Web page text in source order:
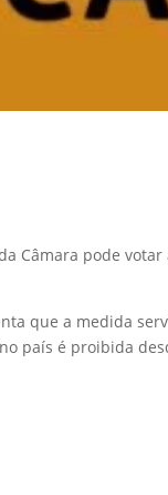
Câmara pode
que a medida
país é proibida